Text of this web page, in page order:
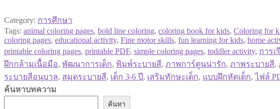
Category: การศึกษา
Tags: animal coloring pages, bold line coloring, coloring book for kids, Coloring for
coloring pages, educational activity, Fine motor skills, fun learning for kids, home
printable coloring pages, printable PDF, simple coloring pages, toddler activity, การเ
ฝึกกล้ามเนื้อมือ, พัฒนาการเด็ก, พิมพ์ระบายสี, ภาพการ์ตูนน่ารัก, ภาพระบายสี,
ระบายสีอนุบาล, สมุดระบายสี, เด็ก 3-6 ปี, เสริมทักษะเด็ก, แบบฝึกหัดเด็ก,ไฟล์
ค้นหาบทความ
ค้นหา